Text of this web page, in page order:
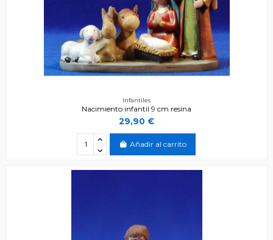
Infantiles
Nacimiento infantil 9 cm resina
29,90 €
Añadir al carrito